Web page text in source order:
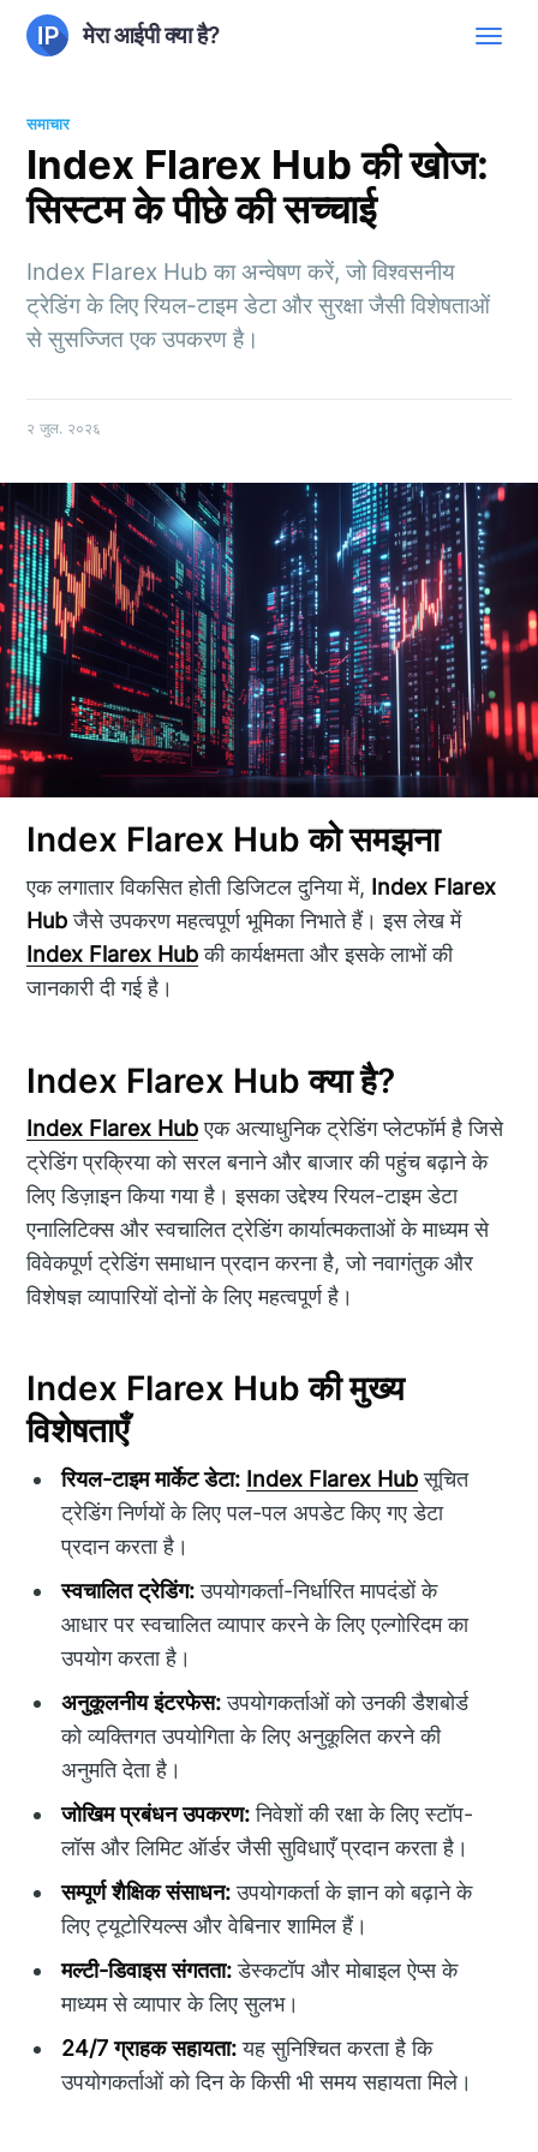
मेरा आईपी क्या है?
समाचार
Index Flarex Hub की खोज:
सिस्टम के पीछे की सच्चाई
Index Flarex Hub का अन्वेषण करें, जो विश्वसनीय
ट्रेडिंग के लिए रियल-टाइम डेटा और सुरक्षा जैसी विशेषताओं
से सुसज्जित एक उपकरण है।
२ जुल. २०२६
Index Flarex Hub को समझना
एक लगातार विकसित होती डिजिटल दुनिया में, Index Flarex
Hubजैसे उपकरण महत्वपूर्ण भूमिका निभाते हैं। इस लेख में
Index Flarex Hubकी कार्यक्षमता और इसके लाभों की
जानकारी दी गई है।
Index Flarex Hub क्या है?
Index Flarex Hubएक अत्याधुनिक ट्रेडिंग प्लेटफॉर्म है जिसे
ट्रेडिंग प्रक्रिया को सरल बनाने और बाजार की पहुंच बढ़ाने के
लिए डिज़ाइन किया गया है। इसका उद्देश्य रियल-टाइम डेटा
एनालिटिक्स और स्वचालित ट्रेडिंग कार्यात्मकताओं के माध्यम से
विवेकपूर्ण ट्रेडिंग समाधान प्रदान करना है, जो नवागंतुक और
विशेषज्ञ व्यापारियों दोनों के लिए महत्वपूर्ण है।
Index Flarex Hub की मुख्य
विशेषताएँ
रियल-टाइम मार्केट डेटा: Index Flarex Hubसूचित
ट्रेडिंग निर्णयों के लिए पल-पल अपडेट किए गए डेटा
प्रदान करता है।
स्वचालित ट्रेडिंग:उपयोगकर्ता-निर्धारित मापदंडों के
आधार पर स्वचालित व्यापार करने के लिए एल्गोरिदम का
उपयोग करता है।
अनुकूलनीय इंटरफेस:उपयोगकर्ताओं को उनकी डैशबोर्ड
को व्यक्तिगत उपयोगिता के लिए अनुकूलित करने की
अनुमति देता है।
जोखिम प्रबंधन उपकरण:निवेशों की रक्षा के लिए स्टॉप-
लॉस और लिमिट ऑर्डर जैसी सुविधाएँ प्रदान करता है।
सम्पूर्ण शैक्षिक संसाधन:उपयोगकर्ता के ज्ञान को बढ़ाने के
लिए ट्यूटोरियल्स और वेबिनार शामिल हैं।
मल्टी-डिवाइस संगतता:डेस्कटॉप और मोबाइल ऐप्स के
माध्यम से व्यापार के लिए सुलभ।
24/7 ग्राहक सहायता:यह सुनिश्चित करता है कि
उपयोगकर्ताओं को दिन के किसी भी समय सहायता मिले।